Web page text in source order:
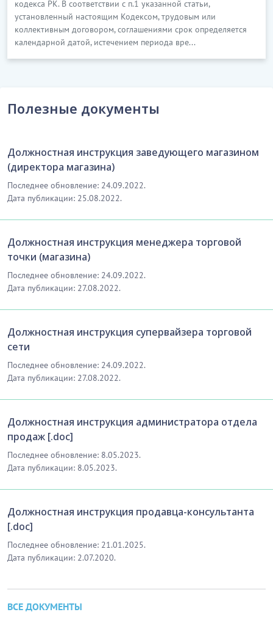
кодекса РК. В соответствии с п.1 указанной статьи,
установленный настоящим Кодексом, трудовым или
коллективным договором, соглашениями срок определяется
календарной датой, истечением периода вре...
Полезные документы
Должностная инструкция заведующего магазином
(директора магазина)
Последнее обновление: 24.09.2022.
Дата публикации: 25.08.2022.
Должностная инструкция менеджера торговой
точки (магазина)
Последнее обновление: 24.09.2022.
Дата публикации: 27.08.2022.
Должностная инструкция супервайзера торговой
сети
Последнее обновление: 24.09.2022.
Дата публикации: 27.08.2022.
Должностная инструкция администратора отдела
продаж [.doc]
Последнее обновление: 8.05.2023.
Дата публикации: 8.05.2023.
Должностная инструкция продавца-консультанта
[.doc]
Последнее обновление: 21.01.2025.
Дата публикации: 2.07.2020.
ВСЕ ДОКУМЕНТЫ